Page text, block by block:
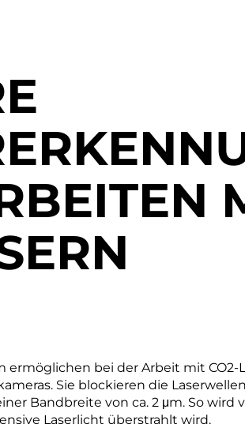
ermöglichen bei der Arbeit mit CO2-
Sie blockieren die
Bandbreite von ca. 2 μm. So wird
Laserlicht überstrahlt wird.